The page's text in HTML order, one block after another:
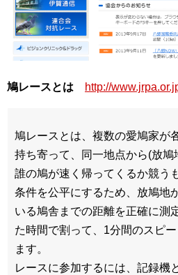
鳩レースとは http://
鳩レースとは、複数の愛鳩家が
持ち寄って、同一地点から(放鳩
誰の鳩が速く帰ってくるか競う
条件を公平にするため、放鳩地
いる鳩舎までの距離を正確に測
た時間で割って、1分間のスピ
ます。
レースに参加するには、記録機